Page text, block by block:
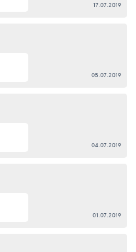
17.07.2019
05.07.2019
04.07.2019
01.07.2019